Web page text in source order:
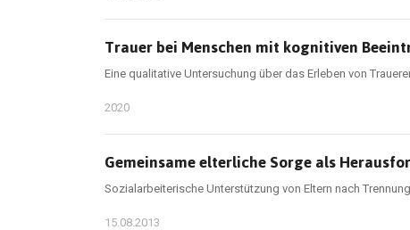
Trauer bei Menschen mit kognitiven
Eine qualitative Untersuchung über das Erleben von
2020
Gemeinsame elterliche Sorge als
Sozialarbeiterische Unterstützung von Eltern nach
15.08.2013